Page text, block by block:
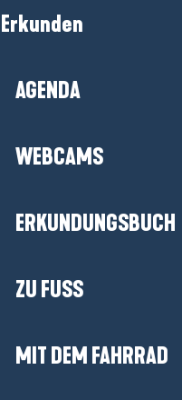
Erkunden
AGENDA
WEBCAMS
ERKUNDUNGSBUCH
ZU FUSS
MIT DEM FAHRRAD